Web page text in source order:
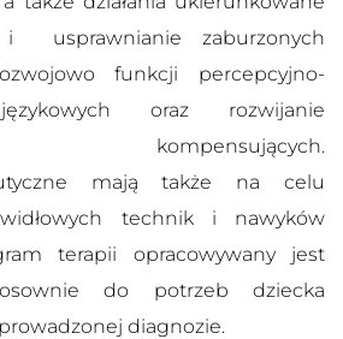
i usprawnianie zaburzonych
funkcji percepcyjno-
oraz rozwijanie
kompensujących.
mają także na celu
technik i nawyków
terapii opracowywany jest
do potrzeb dziecka
diagnozie.